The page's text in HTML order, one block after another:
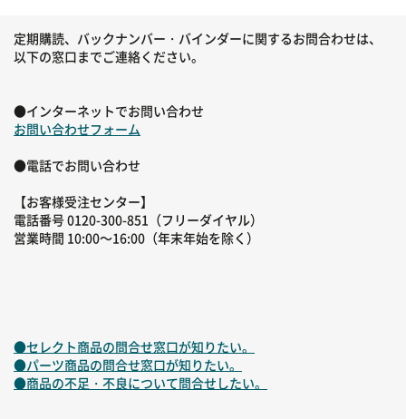
定期購読、バックナンバー・バインダーに関するお問合わせは、
以下の窓口までご連絡ください。
●インターネットでお問い合わせ
お問い合わせフォーム
●電話でお問い合わせ
【お客様受注センター】
電話番号 0120-300-851（フリーダイヤル）
営業時間 10:00～16:00（年末年始を除く）
●セレクト商品の問合せ窓口が知りたい。
●パーツ商品の問合せ窓口が知りたい。
●商品の不足・不良について問合せしたい。